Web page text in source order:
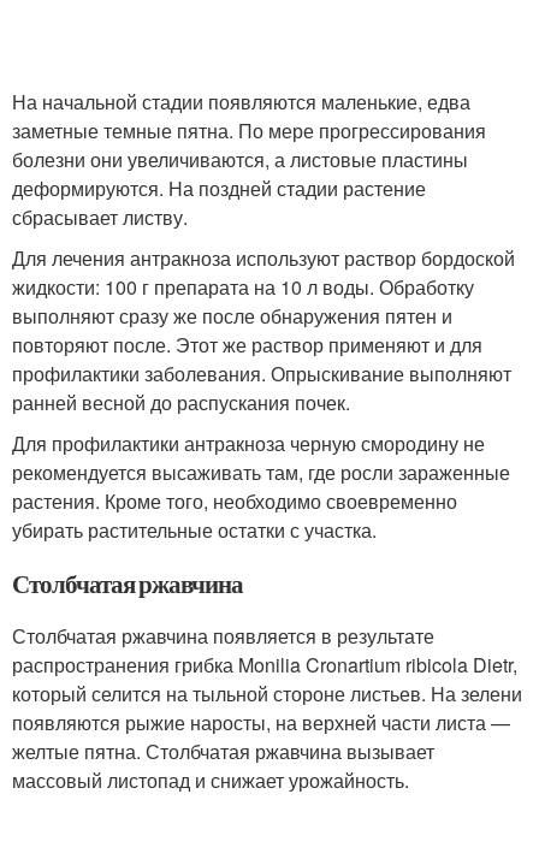
На начальной стадии появляются маленькие, едва
заметные темные пятна. По мере прогрессирования
болезни они увеличиваются, а листовые пластины
деформируются. На поздней стадии растение
сбрасывает листву.
Для лечения антракноза используют раствор бордоской
жидкости: 100 г препарата на 10 л воды. Обработку
выполняют сразу же после обнаружения пятен и
повторяют после. Этот же раствор применяют и для
профилактики заболевания. Опрыскивание выполняют
ранней весной до распускания почек.
Для профилактики антракноза черную смородину не
рекомендуется высаживать там, где росли зараженные
растения. Кроме того, необходимо своевременно
убирать растительные остатки с участка.
Столбчатая ржавчина
Столбчатая ржавчина появляется в результате
распространения грибка Monilia Cronartium ribicola Dietr,
который селится на тыльной стороне листьев. На зелени
появляются рыжие наросты, на верхней части листа —
желтые пятна. Столбчатая ржавчина вызывает
массовый листопад и снижает урожайность.